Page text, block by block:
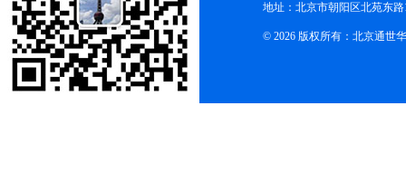
地址：北京市朝阳区北苑东路
© 2026 版权所有：北京通世